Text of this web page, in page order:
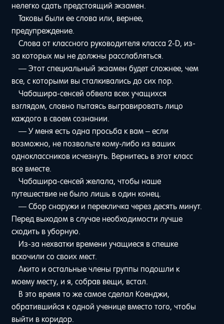
нелегко сдать предстоящий экзамен.
Таковы были ее слова или, вернее,
предупреждение.
Слова от классного руководителя класса 2-D, из-
за которых мы не должны расслабляться.
— Этот специальный экзамен будет сложнее, чем
все, с которыми вы сталкивались до сих пор.
Чабашира-сенсей обвела всех учащихся
взглядом, словно пытаясь выгравировать лицо
каждого в своем сознании.
— У меня есть одна просьба к вам – если
возможно, не позвольте кому-либо из ваших
одноклассников исчезнуть. Вернитесь в этот класс
все вместе.
Чабашира-сенсей желала, чтобы наше
путешествие не было лишь в один конец.
— Сбор снаружи и перекличка через десять минут.
Перед выходом в случае необходимости лучше
сходить в уборную.
Из-за нехватки времени учащиеся в спешке
вскочили со своих мест.
Акито и остальные члены группы подошли к
моему месту, и я, собрав вещи, встал.
В это время то же самое сделал Коенджи,
обратившийся к одной ученице вместо того, чтобы
выйти в коридор.